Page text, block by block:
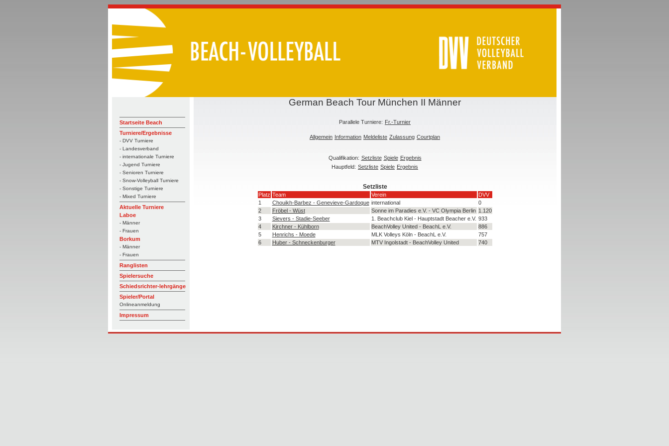
Startseite Beach
Turniere/Ergebnisse
- DVV Turniere
- Landesverband
- internationale Turniere
- Jugend Turniere
- Senioren Turniere
- Snow-Volleyball Turniere
- Sonstige Turniere
- Mixed Turniere
Aktuelle Turniere
Laboe
- Männer
- Frauen
Borkum
- Männer
- Frauen
Ranglisten
Spielersuche
Schiedsrichter-lehrgänge
Spieler/Portal
Onlineanmeldung
Impressum
German Beach Tour München II Männer
Parallele Turniere: Fr.-Turnier
Allgemein Information Meldeliste Zulassung Courtplan
Qualifikation: Setzliste Spiele Ergebnis
Hauptfeld: Setzliste Spiele Ergebnis
Setzliste
Platz Team Verein
DVV
1
Chouikh-Barbez - Genevieve-Gardoque international
0
2
Fröbel - Wüst Sonne im Paradies e.V. - VC Olympia Berlin 1.120
3
Sievers - Stadie-Seeber 1. Beachclub Kiel - Hauptstadt Beacher e.V. 933
4
Kirchner - Kühlborn BeachVolley United - BeachL e.V.
886
5
Henrichs - Moede MLK Volleys Köln - BeachL e.V.
757
6
Huber - Schneckenburger MTV Ingolstadt - BeachVolley United 740